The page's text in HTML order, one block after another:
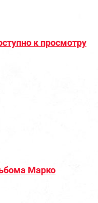
к просмотру
Марко